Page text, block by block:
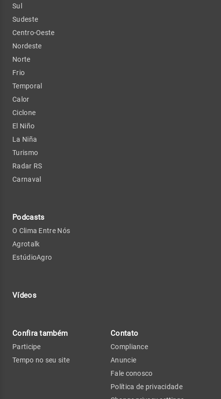
Sul
Sudeste
Centro-Oeste
Nordeste
Norte
Frio
Temporal
Calor
Ciclone
El Niño
La Niña
Turismo
Radar RS
Carnaval
Podcasts
O Clima Entre Nós
Agrotalk
EstúdioAgro
Vídeos
Confira também
Participe
Tempo no seu site
Contato
Compliance
Anuncie
Fale conosco
Política de privacidade